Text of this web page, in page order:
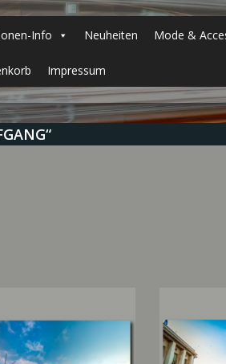
Info Neuheiten Mode &
Impressum